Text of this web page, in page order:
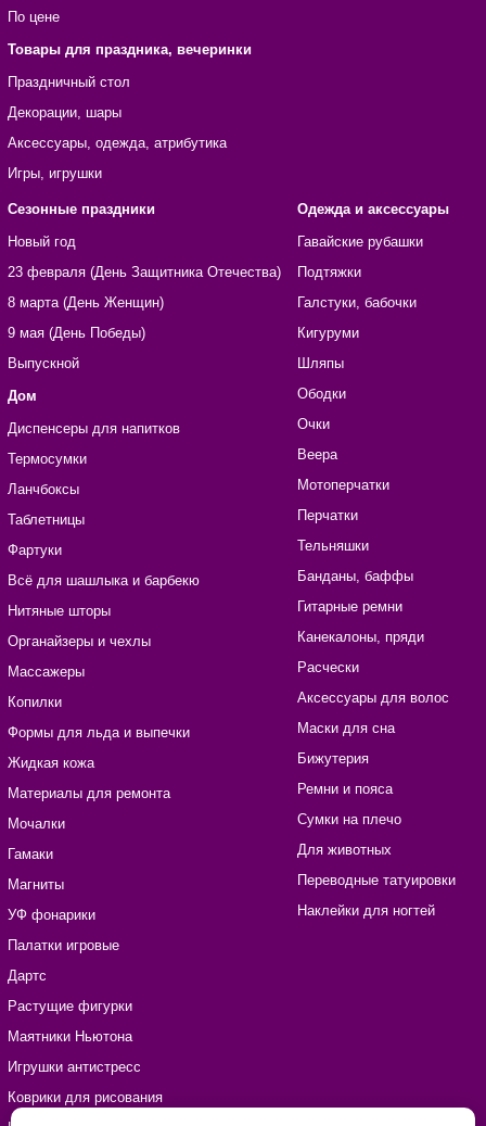
По цене
Товары для праздника, вечеринки
Праздничный стол
Декорации, шары
Аксессуары, одежда, атрибутика
Игры, игрушки
Сезонные праздники
Новый год
23 февраля (День Защитника Отечества)
8 марта (День Женщин)
9 мая (День Победы)
Выпускной
Дом
Диспенсеры для напитков
Термосумки
Ланчбоксы
Таблетницы
Фартуки
Всё для шашлыка и барбекю
Нитяные шторы
Органайзеры и чехлы
Массажеры
Копилки
Формы для льда и выпечки
Жидкая кожа
Материалы для ремонта
Мочалки
Гамаки
Магниты
УФ фонарики
Палатки игровые
Дартс
Растущие фигурки
Маятники Ньютона
Игрушки антистресс
Коврики для рисования
Одежда и аксессуары
Гавайские рубашки
Подтяжки
Галстуки, бабочки
Кигуруми
Шляпы
Ободки
Очки
Веера
Мотоперчатки
Перчатки
Тельняшки
Банданы, баффы
Гитарные ремни
Канекалоны, пряди
Расчески
Аксессуары для волос
Маски для сна
Бижутерия
Ремни и пояса
Сумки на плечо
Для животных
Переводные татуировки
Наклейки для ногтей